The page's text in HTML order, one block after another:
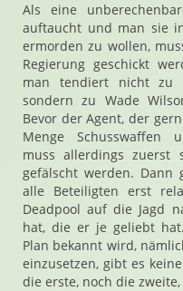
Als eine
auftaucht und man sie
ermorden zu wollen,
Regierung geschickt
man tendiert nicht zu
sondern zu Wade
Bevor der Agent, der
Menge Schusswaffen
muss allerdings zuerst
gefälscht werden.
alle Beteiligten erst
Deadpool auf die Jagd
hat, die er je geliebt
Plan bekannt wird,
einzusetzen, gibt es
die erste, noch die